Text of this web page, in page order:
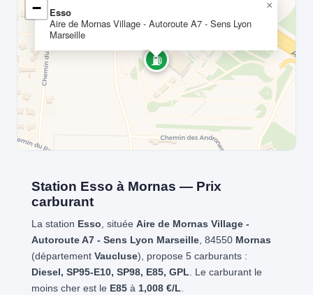
⛽
Esso
Aire de Mornas Village - Autoroute A7 - Sens Lyon
Marseille
×
−
Station Esso à Mornas — Prix
carburant
La station Esso, située Aire de Mornas Village -
Autoroute A7 - Sens Lyon Marseille, 84550 Mornas
(département Vaucluse), propose 5 carburants :
Diesel, SP95-E10, SP98, E85, GPL. Le carburant le
moins cher est le E85à 1,008 €/L.